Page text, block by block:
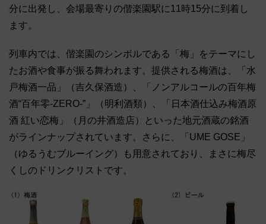
分に出発し、会場最寄りの偕楽園駅に11時15分に到着し
ます。
列車内では、偕楽園のシンボルである「梅」をテーマにし
たお酒や食事が振る舞われます。提供される梅酒は、「水
戸梅酒一品」（吉久保酒造）、「ノンアルコールの百年梅
酒“百年零-ZERO-”」（明利酒類）、「日本酒仕込み梅酒原
酒 紅い恋梅」（月の井酒造店）といった地元酒蔵の銘酒
がラインナップされています。さらに、「UME GOSE」
（ゆるうむブルーイング）も用意されており、まさに梅尽
くしのドリンクリストです。